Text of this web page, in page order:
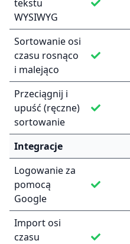
tekstu
WYSIWYG
Sortowanie osi
czasu rosnąco
i malejąco
Przeciągnij i
upuść (ręczne)
sortowanie
Integracje
Logowanie za
pomocą
Google
Import osi
czasu